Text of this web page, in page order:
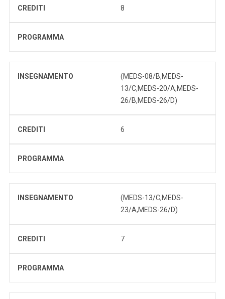
CREDITI 8
PROGRAMMA
INSEGNAMENTO
(MEDS-08/B,MEDS-
13/C,MEDS-20/A,MEDS-
26/B,MEDS-26/D)
CREDITI 6
PROGRAMMA
INSEGNAMENTO
(MEDS-13/C,MEDS-
23/A,MEDS-26/D)
CREDITI 7
PROGRAMMA